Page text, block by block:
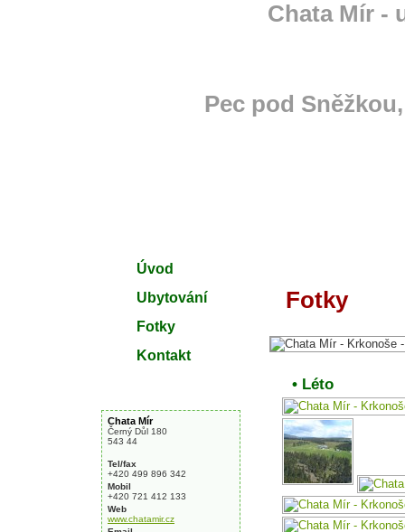
Chata Mír -
Pec pod
Úvod
Ubytování
Fotky
Kontakt
Chata Mír
Černý Důl 180
543 44
Tel/fax
+420 499 896 342
Mobil
+420 721 412 133
Web
www.chatamir.cz
Fotky
• Léto